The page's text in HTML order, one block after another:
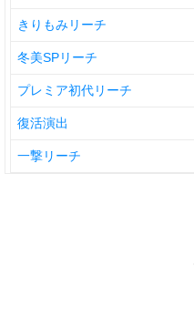
きりもみリーチ
冬美SPリーチ
プレミア初代リーチ
復活演出
一撃リーチ